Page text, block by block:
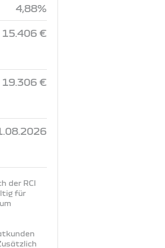
4,88%
15.406 €
19.306 €
der RCI
für